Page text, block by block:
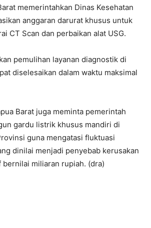
memerintahkan Dinas Kesehatan
anggaran darurat khusus untuk
CT Scan dan perbaikan alat USG.
pemulihan layanan diagnostik di
diselesaikan dalam waktu maksimal
Barat juga meminta pemerintah
gardu listrik khusus mandiri di
guna mengatasi fluktuasi
dinilai menjadi penyebab kerusakan
miliaran rupiah. (dra)